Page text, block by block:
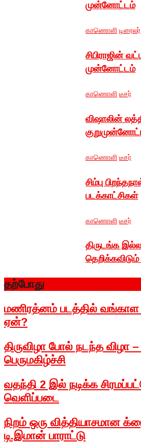
முன்னோட்டம்
காணொளி டிரைலர்
சிபிராஜின்
முன்னோட்டம்
காணொளி டீசர்
விஷாலின்
காணொளி டீசர்
சிம்பு
படக்காட்சிகள்
காணொளி டீசர்
திருடங்க
தற்போது
மணிரத்னம் படத்தில் வங்காள
ஏன்?
திருவிழா போல் நடந்த விழா –
பெருமகிழ்ச்சி
வதந்தி 2 இல் நடிக்க
வெளிப்படை
நிறம் ஒரு வித்தியாசமான
டி.இமான் பாராட்டு